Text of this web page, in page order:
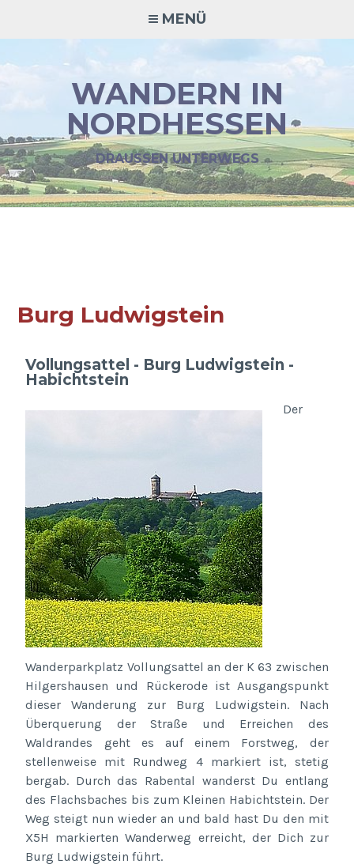
MENÜ
WANDERN IN
NORDHESSEN
DRAUSSEN UNTERWEGS
Burg Ludwigstein
Vollungsattel - Burg Ludwigstein -
Habichtstein
Der
Wanderparkplatz Vollungsattel an der K 63 zwischen
Hilgershausen und Rückerode ist Ausgangspunkt
dieser Wanderung zur Burg Ludwigstein. Nach
Überquerung der Straße und Erreichen des
Waldrandes geht es auf einem Forstweg, der
stellenweise mit Rundweg 4 markiert ist, stetig
bergab. Durch das Rabental wanderst Du entlang
des Flachsbaches bis zum Kleinen Habichtstein. Der
Weg steigt nun wieder an und bald hast Du den mit
X5H markierten Wanderweg erreicht, der Dich zur
Burg Ludwigstein führt.